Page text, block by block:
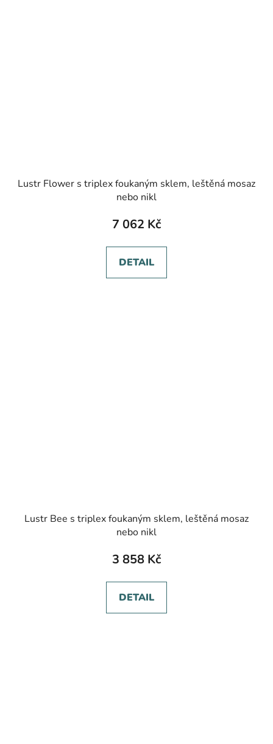
Lustr Flower s triplex foukaným sklem, leštěná mosaz
nebo nikl
7 062 Kč
DETAIL
Lustr Bee s triplex foukaným sklem, leštěná mosaz
nebo nikl
3 858 Kč
DETAIL